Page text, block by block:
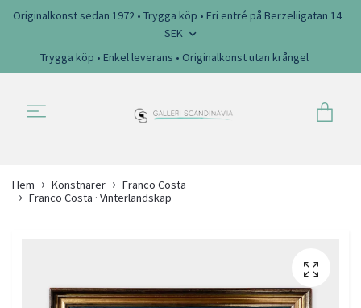
Originalkonst sedan 1972 • Trygga köp • Fri entré på Berzeliigatan 14
SEK
Trygga köp • Enkel leverans • Originalkonst utan krångel
Hem Konstnärer
Franco Costa
Franco Costa · Vinterlandskap